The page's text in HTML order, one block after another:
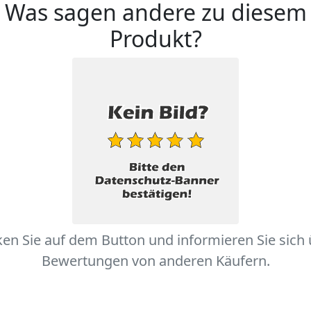
Was sagen andere zu diesem
Produkt?
Sie auf dem Button und informieren Sie sich
Bewertungen von anderen Käufern.